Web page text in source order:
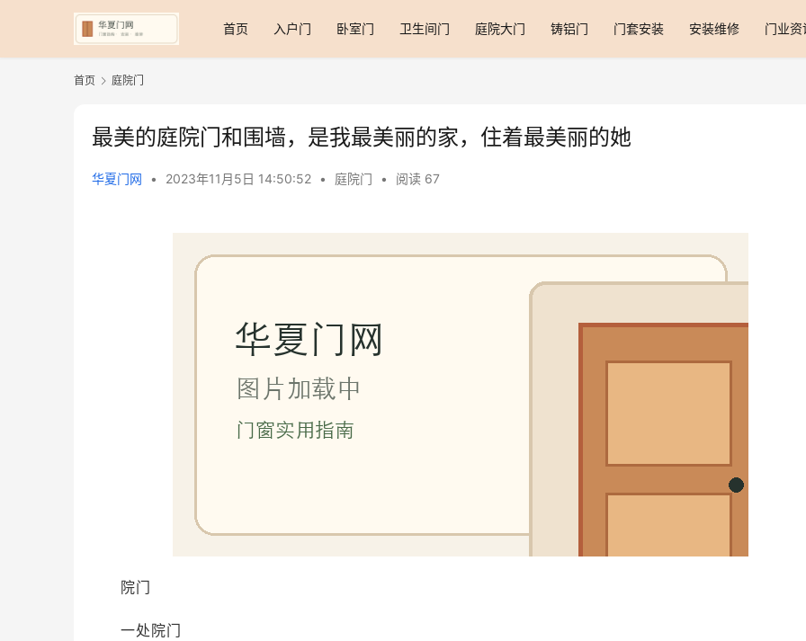
首页 入户门 卧室门 卫生间门 庭院大门 铸铝门 门套安装 安装维修 门业资
首页 庭院门
最美的庭院门和围墙，是我最美丽的家，住着最美丽的她
华夏门网 • 2023年11月5日 14:50:52 • 庭院门 • 阅读 67
院门
一处院门